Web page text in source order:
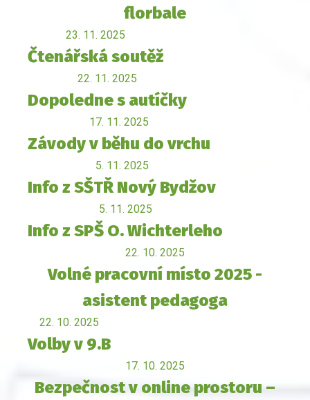
florbale
23. 11. 2025
Čtenářská soutěž
22. 11. 2025
Dopoledne s autíčky
17. 11. 2025
Závody v běhu do vrchu
5. 11. 2025
Info z SŠTŘ Nový Bydžov
5. 11. 2025
Info z SPŠ O. Wichterleho
22. 10. 2025
Volné pracovní místo 2025 -
asistent pedagoga
22. 10. 2025
Volby v 9.B
17. 10. 2025
Bezpečnost v online prostoru –